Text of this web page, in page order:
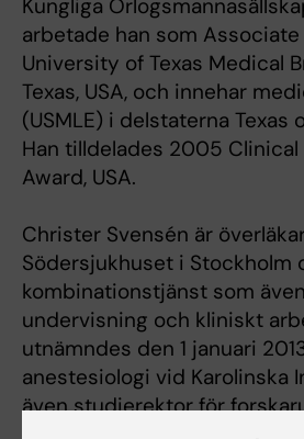
Kungliga
arbetade han som
University of Texas Medical
Texas, USA, och innehar
(USMLE) i delstaterna Texas
Han tilldelades 2005 Clinical
Award, USA.
Christer Svensén är
Södersjukhuset i Stockholm
kombinationstjänst som
undervisning och kliniskt
utnämndes den 1 januari
anestesiologi vid Karolinska
även studierektor för